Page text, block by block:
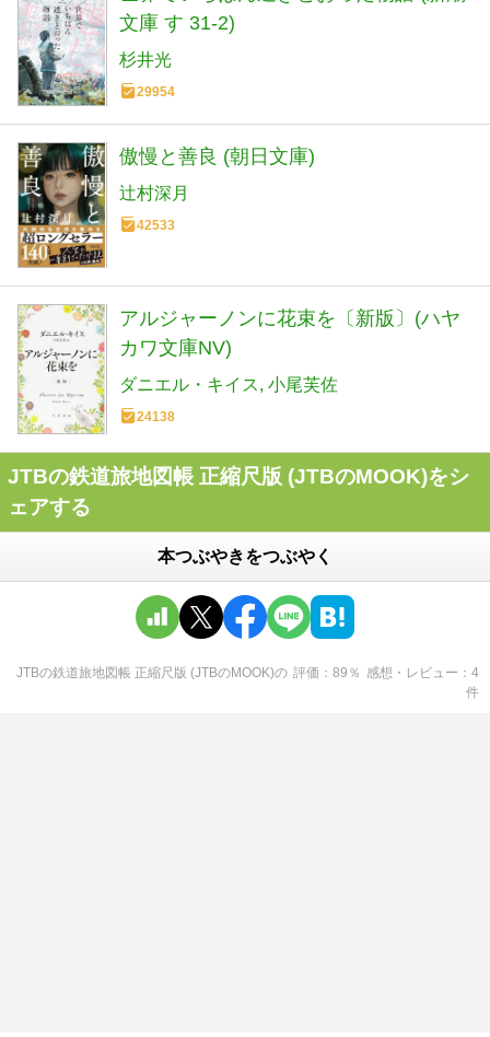
文庫 す 31-2)
杉井光
29954
傲慢と善良 (朝日文庫)
辻村深月
42533
アルジャーノンに花束を〔新版〕(ハヤ
カワ文庫NV)
ダニエル・キイス 小尾芙佐
24138
JTBの鉄道旅地図帳 正縮尺版 (JTBのMOOK)をシ
ェアする
本つぶやきをつぶやく
JTBの鉄道旅地図帳 正縮尺版 (JTBのMOOK)の 評価 89 ％ 感想・レビュー
4
件